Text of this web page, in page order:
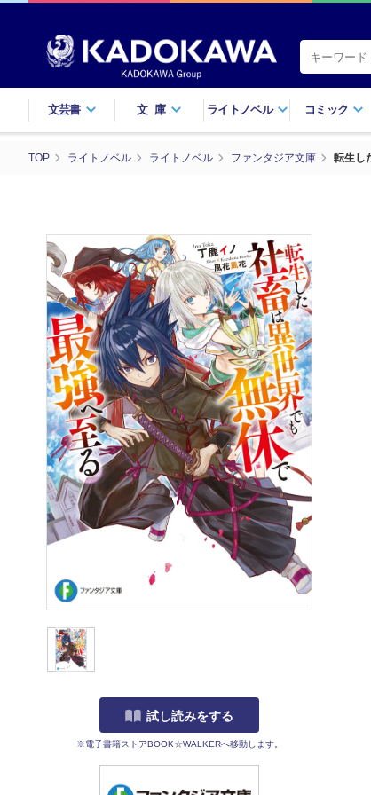
文芸書 文庫 ライトノベル コミック
TOP ライトノベル ライトノベル ファンタジア文庫 転生し
試し読みをする
※電子書籍ストアBOOK☆WALKERへ移動します。